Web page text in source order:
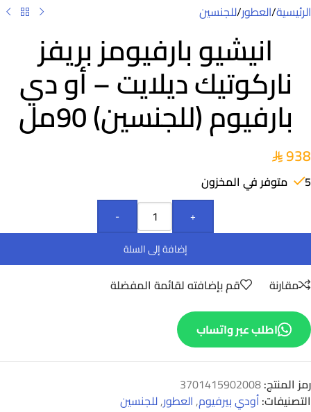
الرئيسية/العطور/للجنسين
انيشيو بارفيومز بريفز
ناركوتيك ديلايت – أو دي
بارفيوم (للجنسين) 90مل
938
5 متوفر في المخزون
-
+
إضافة إلى السلة
مقارنة قم بإضافته لقائمة المفضلة
اطلب عبر واتساب
رمز المنتج:3701415902008
التصنيفات:أودي بيرفيوم,العطور,للجنسين